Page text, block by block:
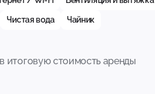
Чистая вода Чайник
итоговую стоимость аренды